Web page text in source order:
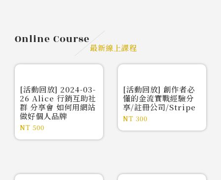
Online Course
最新線上課程
[活動回放] 2024-03-
26 Alice 行銷互助社
群 分享會 如何用網站
做好個人品牌
NT 500
[活動回放] 創作者必
懂的金流實戰經驗分
享/註冊公司/Stripe
NT 300